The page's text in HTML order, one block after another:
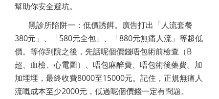
幫助你安全避坑。
黑診所陷阱一：低價誘餌。廣告打出「人流套餐
380元」、「580元全包」、「880元無痛人流」等超低
價。等你到院之後，先話呢個價錢唔包術前檢查（B
超、血檢、心電圖）、唔包麻醉費、唔包術後藥費。加
加埋埋，最終收費8000至15000元。記住，正規無痛人
流嘅成本至少2000元，低過呢個價錢一定有問題。